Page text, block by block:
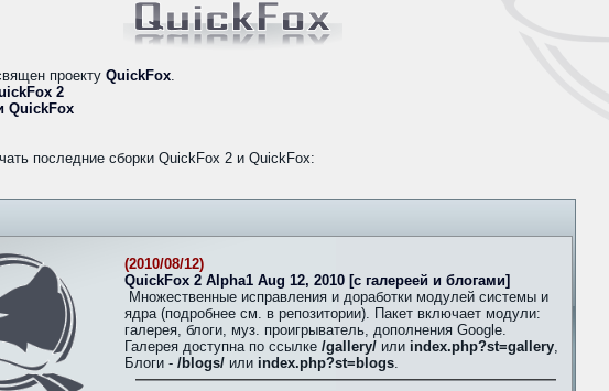
проекту QuickFox.
2
QuickFox
последние сборки QuickFox 2 и QuickFox:
(2010/08/12)
QuickFox 2 Alpha1 Aug 12, 2010 [с галереей и блогами]
Множественные исправления и доработки модулей системы и
ядра (подробнее см. в репозитории). Пакет включает модули:
галерея, блоги, муз. проигрыватель, дополнения Google.
Галерея доступна по ссылке /gallery/ или index.php?st=gallery,
Блоги - /blogs/ или index.php?st=blogs.